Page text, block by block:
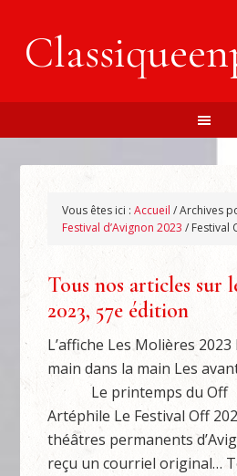
Vous êtes ici :Accueil /Archives
Festival d’Avignon 2023 / Festival
Tous nos articles sur
2023, 57e édition
L’affiche Les Molières
main dans la main Les
Le printemps du
Artéphile Le Festival Off
théâtres permanents
reçu un courriel original…